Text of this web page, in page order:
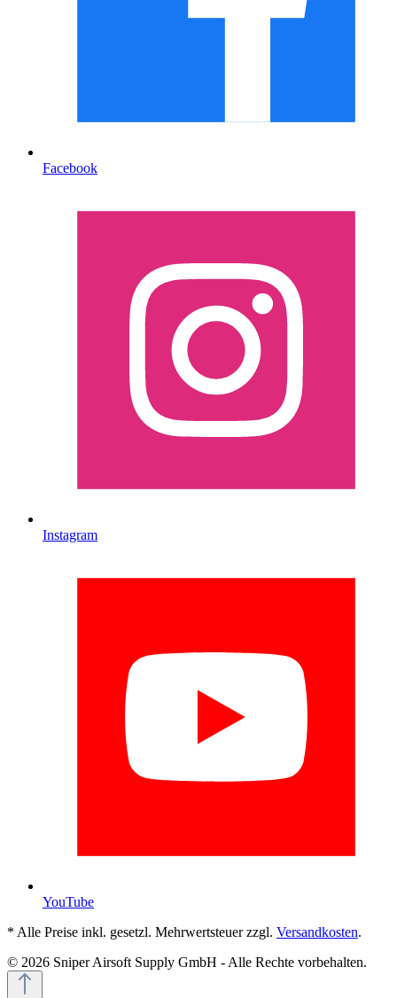
Facebook
Instagram
YouTube
* Alle Preise inkl. gesetzl. Mehrwertsteuer zzgl. Versandkosten.
© 2026 Sniper Airsoft Supply GmbH - Alle Rechte vorbehalten.